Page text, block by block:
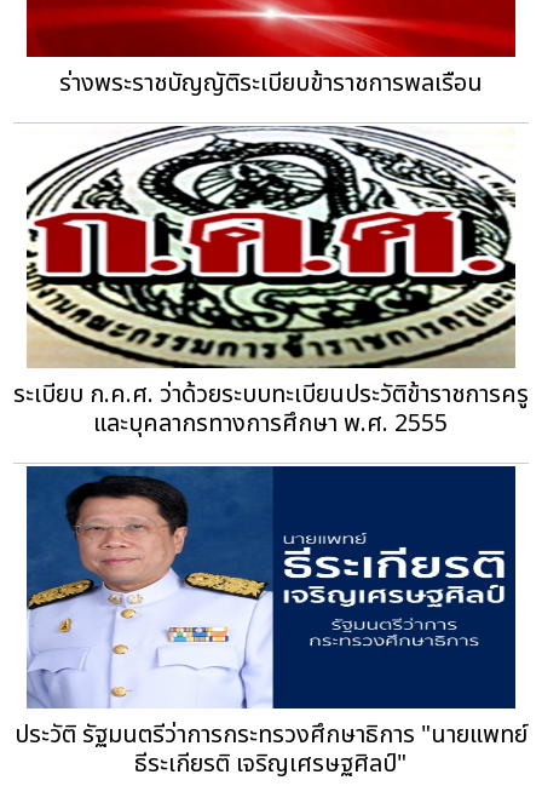
ร่างพระราชบัญญัติระเบียบข้าราชการพลเรือน
ระเบียบ ก.ค.ศ. ว่าด้วยระบบทะเบียนประวัติข้าราชการครู
และบุคลากรทางการศึกษา พ.ศ. 2555
ประวัติ รัฐมนตรีว่าการกระทรวงศึกษาธิการ "นายแพทย์
ธีระเกียรติ เจริญเศรษฐศิลป์"